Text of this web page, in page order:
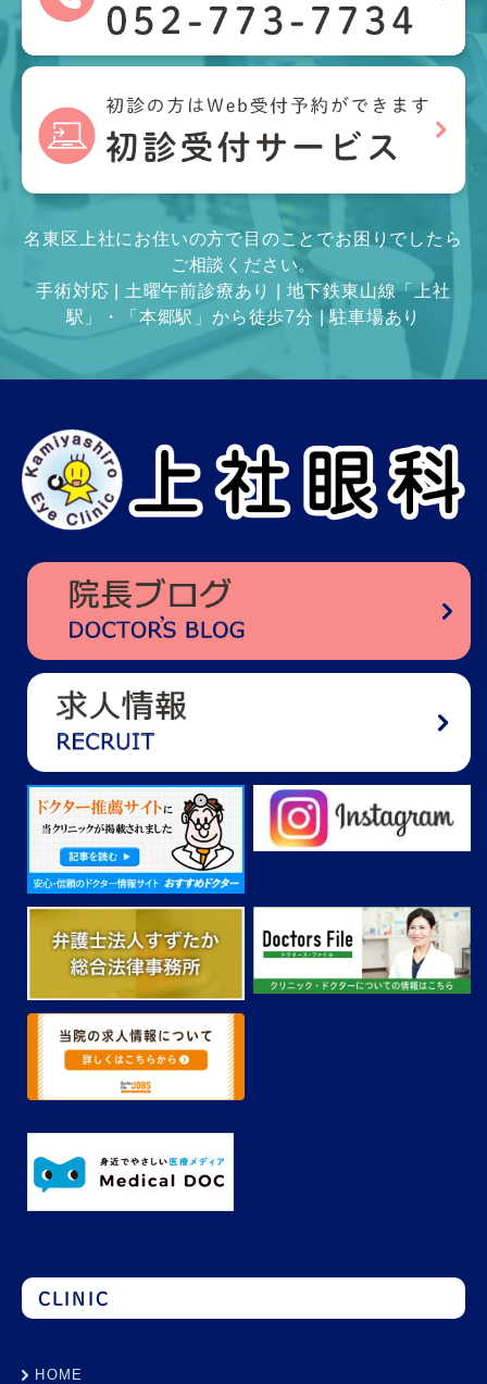
名東区上社にお住いの方で目のことでお困りでしたら
ご相談ください。
手術対応 | 土曜午前診療あり | 地下鉄東山線「上社
駅」・「本郷駅」から徒歩7分 | 駐車場あり
CLINIC
HOME